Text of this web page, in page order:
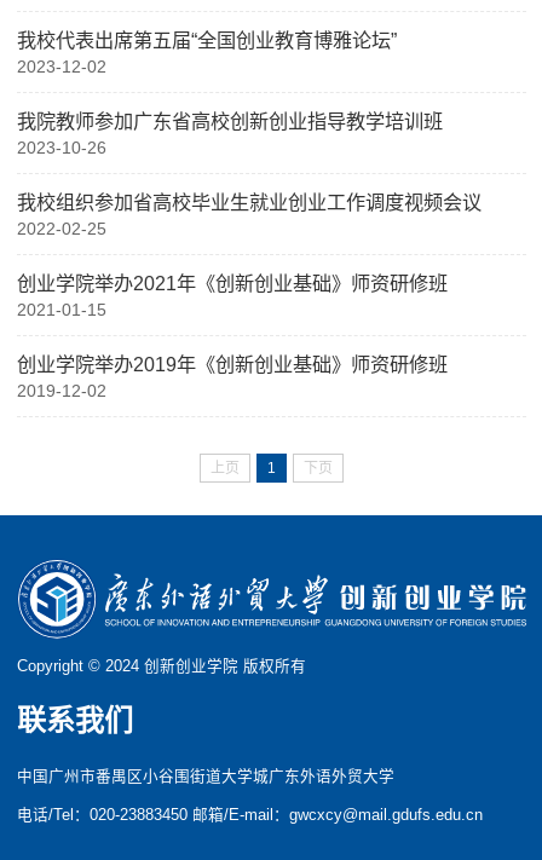
我校代表出席第五届“全国创业教育博雅论坛”
2023-12-02
我院教师参加广东省高校创新创业指导教学培训班
2023-10-26
我校组织参加省高校毕业生就业创业工作调度视频会议
2022-02-25
创业学院举办2021年《创新创业基础》师资研修班
2021-01-15
创业学院举办2019年《创新创业基础》师资研修班
2019-12-02
上页 1 下页
Copyright © 2024 创新创业学院 版权所有
联系我们
中国广州市番禺区小谷围街道大学城广东外语外贸大学
电话/Tel：020-23883450 邮箱/E-mail：gwcxcy@mail.gdufs.edu.cn